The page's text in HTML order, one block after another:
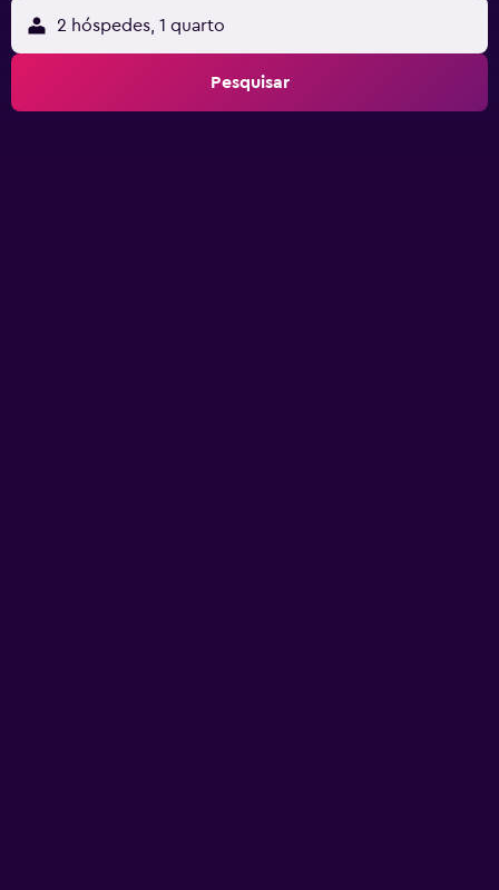
2 hóspedes, 1 quarto
Pesquisar